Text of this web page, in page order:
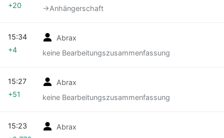
→‎Anhängerschaft
+20
Abrax
keine Bearbeitungszusammenfassung
15:34
+4
Abrax
keine Bearbeitungszusammenfassung
15:27
+51
Abrax
15:23